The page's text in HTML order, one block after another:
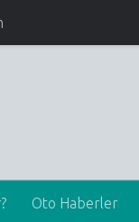
Oto Haberler